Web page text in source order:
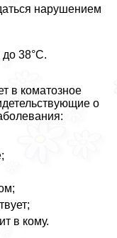
нарушением
38°С.
в коматозное
о
в кому.